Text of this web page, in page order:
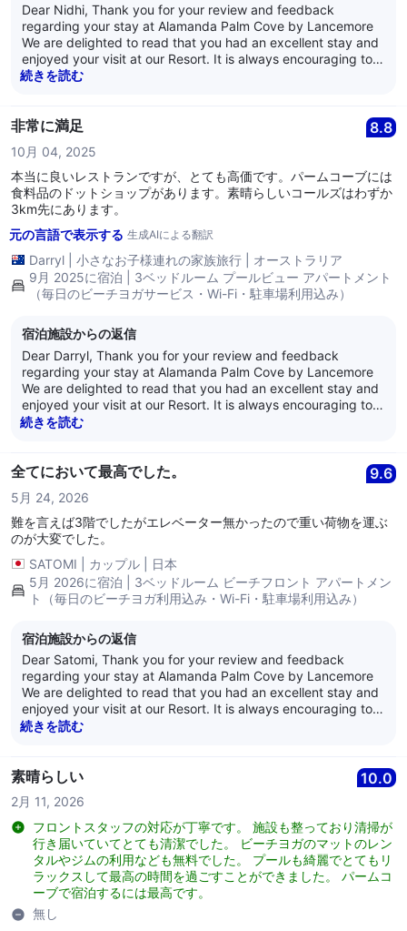
Dear Nidhi, Thank you for your review and feedback
regarding your stay at Alamanda Palm Cove by Lancemore
We are delighted to read that you had an excellent stay and
enjoyed your visit at our Resort. It is always encouraging to
learn that guests are satisfied with our service as it is what
Regards, The Alamanda Team
続きを読む
非常に満足 8.8
10月 04, 2025
本当に良いレストランですが、とても高価です。パームコーブには
食料品のドットショップがあります。素晴らしいコールズはわずか
3km先にあります。
元の言語で表示する 生成AIによる翻訳
Darryl 小さなお子様連れの家族旅行
オーストラリア
9月 2025に宿泊 | 3ベッドルーム プールビュー アパートメント
（毎日のビーチヨガサービス・Wi-Fi・駐車場利用込み）
宿泊施設からの返信
Dear Darryl, Thank you for your review and feedback
regarding your stay at Alamanda Palm Cove by Lancemore
We are delighted to read that you had an excellent stay and
enjoyed your visit at our Resort. It is always encouraging to
learn that guests are satisfied with our service as it is what
Regards, The Alamanda Team
続きを読む
全てにおいて最高でした。 9.6
5月 24, 2026
難を言えば3階でしたがエレベーター無かったので重い荷物を運ぶ
のが大変でした。
SATOMI
カップル
日本
5月 2026に宿泊 | 3ベッドルーム ビーチフロント アパートメン
ト（毎日のビーチヨガ利用込み・Wi-Fi・駐車場利用込み）
宿泊施設からの返信
Dear Satomi, Thank you for your review and feedback
regarding your stay at Alamanda Palm Cove by Lancemore
We are delighted to read that you had an excellent stay and
enjoyed your visit at our Resort. It is always encouraging to
learn that guests are satisfied with our service as it is what
Regards, The Alamanda Team
続きを読む
素晴らしい 10.0
2月 11, 2026
フロントスタッフの対応が丁寧です。 施設も整っており清掃が
行き届いていてとても清潔でした。 ビーチヨガのマットのレン
タルやジムの利用なども無料でした。 プールも綺麗でとてもリ
ラックスして最高の時間を過ごすことができました。 パームコ
ーブで宿泊するには最高です。
無し